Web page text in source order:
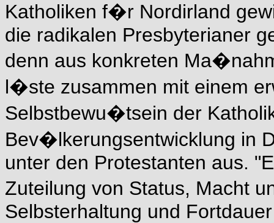
Katholiken f�r Nordirland
die radikalen Presbyterianer
denn aus konkreten
l�ste zusammen mit einem
Selbstbewu�tsein der
Bev�lkerungsentwicklung in
unter den Protestanten aus.
Zuteilung von Status, Macht
Selbsterhaltung und